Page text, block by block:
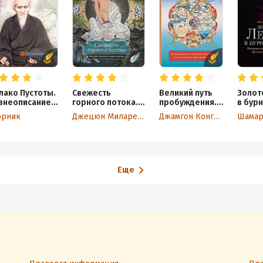
Пустоты.
Свежесть
горного потока.
Песни святого
Миларепы
Джецюн Миларепа
Великий путь
пробуждения.
Комментарий к
поучениям
Джамгон Конгтрул
в
я
Еще